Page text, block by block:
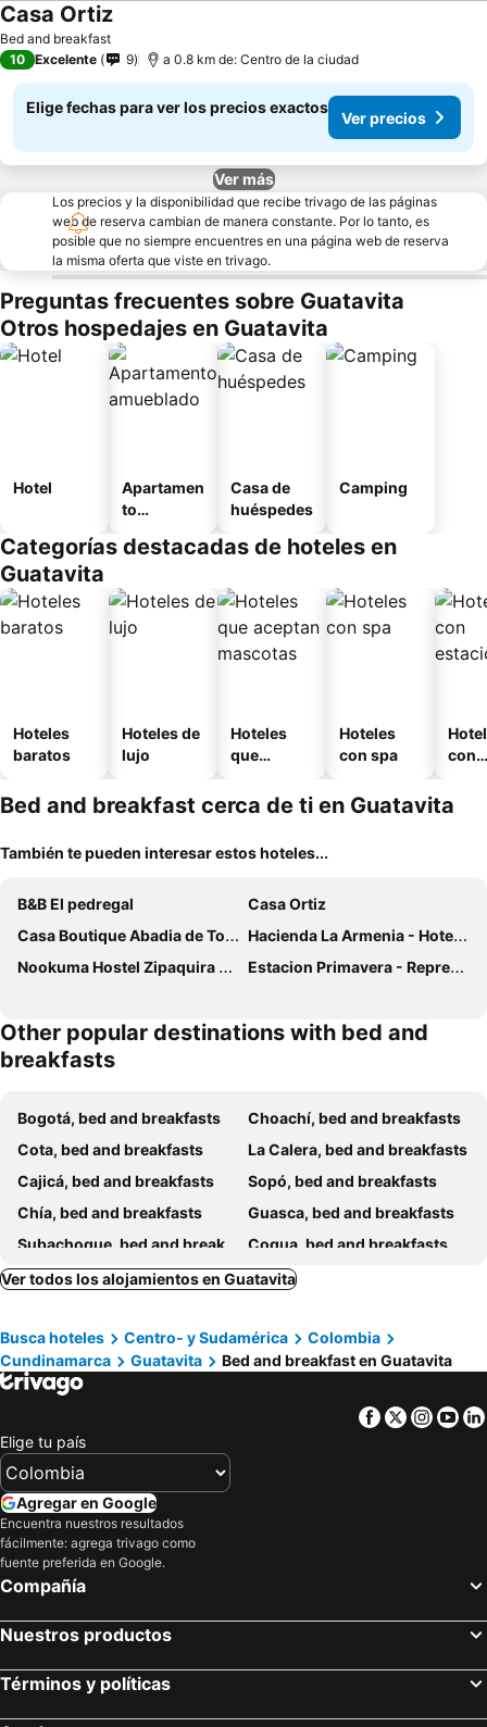
Bed and breakfast
Casa Ortiz
10 Excelente 9 a 0.8 km de: Centro de la ciudad
Elige fechas para ver los precios exactos
Ver precios
Ver más
Los precios y la disponibilidad que recibe trivago de las páginas
web de reserva cambian de manera constante. Por lo tanto, es
posible que no siempre encuentres en una página web de reserva
la misma oferta que viste en trivago.
Preguntas frecuentes sobre Guatavita
Otros hospedajes en Guatavita
Hotel
Apartamen
to
o
Casa de
huéspedes
Camping
Categorías destacadas de hoteles en
Guatavita
Hoteles
baratos
Hoteles de
lujo
Hoteles
que
mascotas
Hoteles
con spa
con
Bed and breakfast cerca de ti en Guatavita
También te pueden interesar estos hoteles...
B&B El pedregal
Casa Ortiz
Casa Boutique Abadia de Tomine
Hacienda La Armenia - Hotel Cottage
Nookuma Hostel Zipaquira Tras La Huella Muisca
Estacion Primavera - Represa del Sisga
Other popular destinations with bed and
breakfasts
Bogotá, bed and breakfasts
Choachí, bed and breakfasts
Cota, bed and breakfasts
La Calera, bed and breakfasts
Cajicá, bed and breakfasts
Sopó, bed and breakfasts
Chía, bed and breakfasts
Guasca, bed and breakfasts
Subachoque, bed and breakfasts
Cogua, bed and breakfasts
Tocancipá, bed and breakfasts
Tabio, bed and breakfasts
Ver todos los alojamientos en Guatavita
Busca hoteles Centro- y Sudamérica
Colombia
Cundinamarca
Guatavita Bed and breakfast en Guatavita
Facebook
Twitter
Elige tu país
Agregar en Google
Encuentra nuestros resultados
fácilmente: agrega trivago como
fuente preferida en Google.
Compañía
Nuestros productos
Términos y políticas